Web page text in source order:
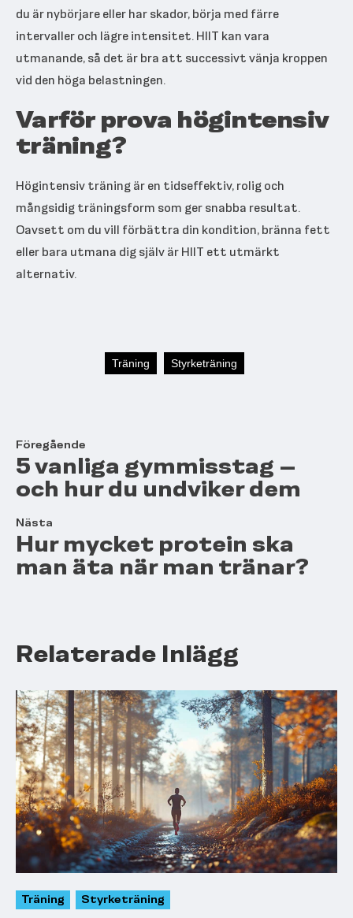
du är nybörjare eller har skador, börja med färre
intervaller och lägre intensitet. HIIT kan vara
utmanande, så det är bra att successivt vänja kroppen
vid den höga belastningen.
Varför prova högintensiv
träning?
Högintensiv träning är en tidseffektiv, rolig och
mångsidig träningsform som ger snabba resultat.
Oavsett om du vill förbättra din kondition, bränna fett
eller bara utmana dig själv är HIIT ett utmärkt
alternativ.
Träning Styrketräning
Föregående
5 vanliga gymmisstag –
och hur du undviker dem
Nästa
Hur mycket protein ska
man äta när man tränar?
Relaterade Inlägg
Träning Styrketräning